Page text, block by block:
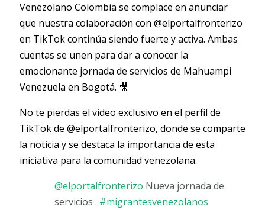
Venezolano Colombia se complace en anunciar
que nuestra colaboración con @elportalfronterizo
en TikTok continúa siendo fuerte y activa. Ambas
cuentas se unen para dar a conocer la
emocionante jornada de servicios de Mahuampi
Venezuela en Bogotá. 🎥
No te pierdas el video exclusivo en el perfil de
TikTok de @elportalfronterizo, donde se comparte
la noticia y se destaca la importancia de esta
iniciativa para la comunidad venezolana.
@elportalfronterizo Nueva jornada de
servicios . #migrantesvenezolanos